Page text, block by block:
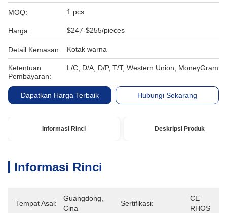
MOQ: 1 pcs
Harga: $247-$255/pieces
Detail Kemasan: Kotak warna
Ketentuan
Pembayaran:
L/C, D/A, D/P, T/T, Western Union, MoneyGram
Dapatkan Harga Terbaik Hubungi Sekarang
Informasi Rinci Deskripsi Produk
Informasi Rinci
Tempat Asal:
Guangdong,
Cina
Sertifikasi:
CE
RHOS